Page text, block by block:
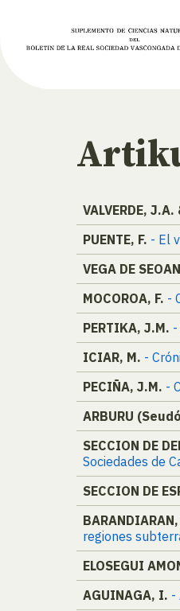
VALVERDE, J.A.
PUENTE, F. - El
VEGA DE
MOCOROA, F. -
PERTIKA, J.M.
ICIAR, M. -
PECIÑA, J.M. -
ARBURU
SECCION DE
Sociedades de
SECCION DE
regiones
ELOSEGUI
AGUINAGA, I. -